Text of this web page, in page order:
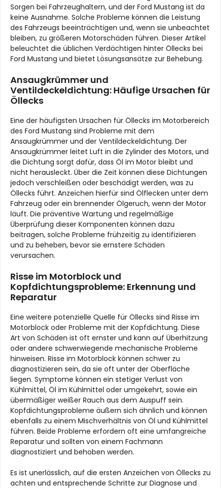
Sorgen bei Fahrzeughaltern, und der Ford Mustang ist da
keine Ausnahme. Solche Probleme können die Leistung
des Fahrzeugs beeinträchtigen und, wenn sie unbeachtet
bleiben, zu größeren Motorschäden führen. Dieser Artikel
beleuchtet die üblichen Verdächtigen hinter Öllecks bei
Ford Mustang und bietet Lösungsansätze zur Behebung.
Ansaugkrümmer und
Ventildeckeldichtung: Häufige Ursachen für
Öllecks
Eine der häufigsten Ursachen für Öllecks im Motorbereich
des Ford Mustang sind Probleme mit dem
Ansaugkrümmer und der Ventildeckeldichtung. Der
Ansaugkrümmer leitet Luft in die Zylinder des Motors, und
die Dichtung sorgt dafür, dass Öl im Motor bleibt und
nicht herausleckt. Über die Zeit können diese Dichtungen
jedoch verschleißen oder beschädigt werden, was zu
Öllecks führt. Anzeichen hierfür sind Ölflecken unter dem
Fahrzeug oder ein brennender Ölgeruch, wenn der Motor
läuft. Die präventive Wartung und regelmäßige
Überprüfung dieser Komponenten können dazu
beitragen, solche Probleme frühzeitig zu identifizieren
und zu beheben, bevor sie ernstere Schäden
verursachen.
Risse im Motorblock und
Kopfdichtungsprobleme: Erkennung und
Reparatur
Eine weitere potenzielle Quelle für Öllecks sind Risse im
Motorblock oder Probleme mit der Kopfdichtung. Diese
Art von Schäden ist oft ernster und kann auf Überhitzung
oder andere schwerwiegende mechanische Probleme
hinweisen. Risse im Motorblock können schwer zu
diagnostizieren sein, da sie oft unter der Oberfläche
liegen. Symptome können ein stetiger Verlust von
Kühlmittel, Öl im Kühlmittel oder umgekehrt, sowie ein
übermäßiger weißer Rauch aus dem Auspuff sein.
Kopfdichtungsprobleme äußern sich ähnlich und können
ebenfalls zu einem Mischverhältnis von Öl und Kühlmittel
führen. Beide Probleme erfordern oft eine umfangreiche
Reparatur und sollten von einem Fachmann
diagnostiziert und behoben werden.
Es ist unerlässlich, auf die ersten Anzeichen von Öllecks zu
achten und entsprechende Schritte zur Diagnose und